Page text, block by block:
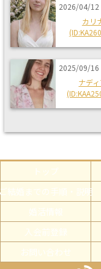
2026/04/12
カリ
2025/09/16
ナデ
トップ
結婚までの手順・説明
婚活情報
入会前登録
お問い合わせ